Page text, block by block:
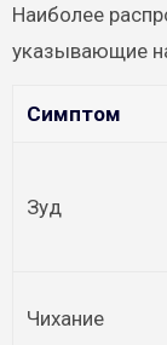
Наиболее
указывающие
Симптом
Зуд
Чихание